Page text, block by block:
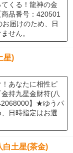
くる！龍神の金
品番号：420501
届けのため、日
せん。
星)
あなたに相性ピ
持九星金財符(八
】★ゆうパ
日時指定はお選
白土星(茶金)